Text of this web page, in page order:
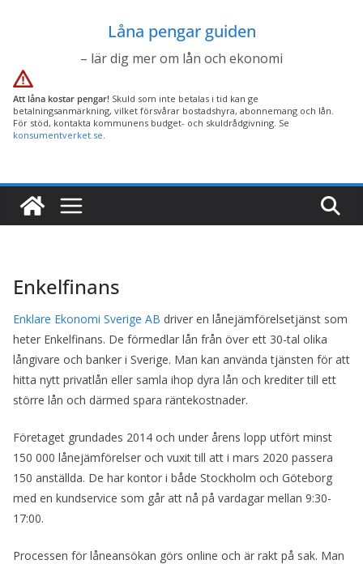
Låna pengar guiden
– lär dig mer om lån och ekonomi
Att låna kostar pengar! Skuld som inte betalas i tid kan ge
betalningsanmärkning, vilket försvårar bostadshyra, abonnemang och lån.
För stöd, kontakta kommunens budget- och skuldrådgivning. Se
konsumentverket.se.
Enkelfinans
Enklare Ekonomi Sverige AB driver en lånejämförelsetjänst som
heter Enkelfinans. De förmedlar lån från över ett 30-tal olika
långivare och banker i Sverige. Man kan använda tjänsten för att
hitta nytt privatlån eller samla ihop dyra lån och krediter till ett
större lån och därmed spara räntekostnader.
Företaget grundades 2014 och under årens lopp utfört minst
150 000 lånejämförelser och vuxit till att i mars 2020 passera
150 anställda. De har kontor i både Stockholm och Göteborg
med en kundservice som går att nå på vardagar mellan 9:30-
17:00.
Processen för låneansökan görs online och är rakt på sak. Man